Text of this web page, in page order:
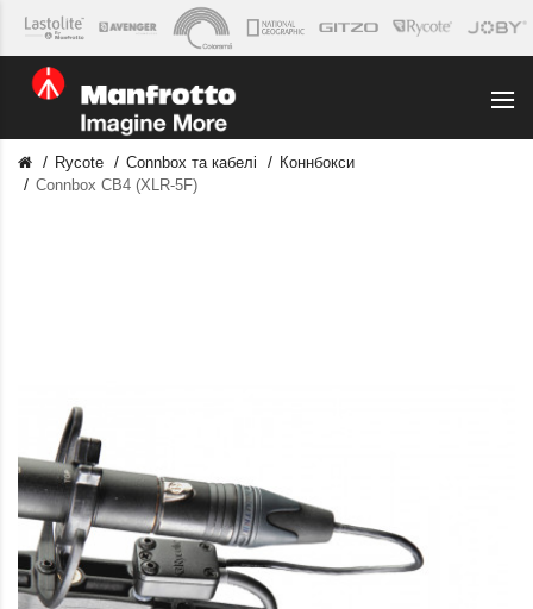
Rycote Connbox та кабелі
Коннбокси
Connbox CB4 (XLR-5F)